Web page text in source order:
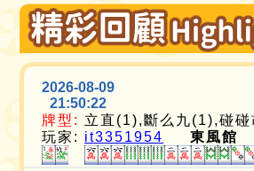
2026-08-09
21:50:22
牌型: 立直(1),斷么九(1),碰
玩家: it3351954 東風館